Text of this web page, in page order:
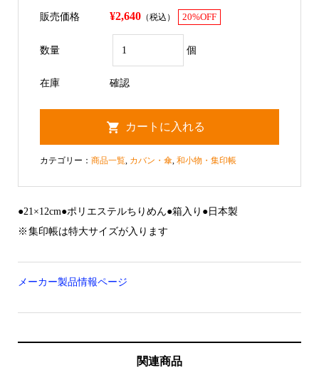
販売価格 ¥2,640（税込） 20%OFF
数量 個
在庫 確認
カテゴリー： 商品一覧, カバン・傘, 和小物・集印帳
●21×12cm●ポリエステルちりめん●箱入り●日本製
※ 集印帳は特大サイズが入ります
メーカー製品情報ページ
関連商品